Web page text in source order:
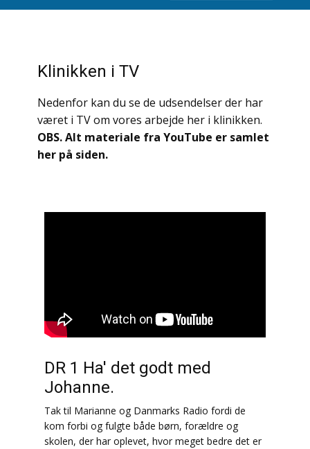
Klinikken i TV
Nedenfor kan du se de udsendelser der har
været i TV om vores arbejde her i klinikken.
OBS. Alt materiale fra YouTube er samlet
her på siden.
DR 1 Ha' det godt med
Johanne.
Tak til Marianne og Danmarks Radio fordi de
kom forbi og fulgte både børn, forældre og
skolen, der har oplevet, hvor meget bedre det er